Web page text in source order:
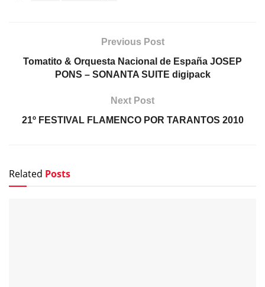
Previous Post
Tomatito & Orquesta Nacional de España JOSEP
PONS – SONANTA SUITE digipack
Next Post
21º FESTIVAL FLAMENCO POR TARANTOS 2010
Related Posts